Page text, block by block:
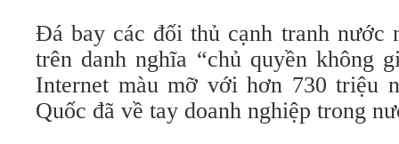
Đá bay các đối thủ cạnh tranh nước
trên danh nghĩa “chủ quyền không
Internet màu mỡ với hơn 730 triệu
Quốc đã về tay doanh nghiệp trong